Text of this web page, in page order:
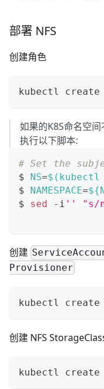
部署 NFS
创建角色
kubectl
如果的K8S命名空间
执行以下脚本:
# Set the
$ NS=$(
$ NAMESPACE=
$ sed -i '' "s/
创建
Provisioner
kubectl create
创建 NFS
kubectl